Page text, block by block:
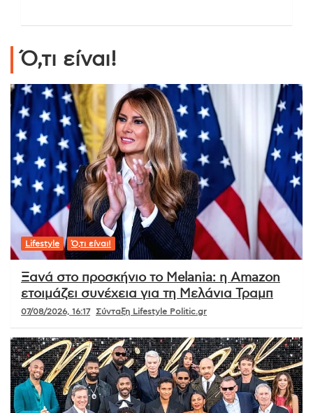
Ό,τι είναι!
Lifestyle Ό,τι είναι!
Ξανά στο προσκήνιο το Melania: η Amazon
ετοιμάζει συνέχεια για τη Μελάνια Τραμπ
07/08/2026, 16:17 Σύνταξη Lifestyle Politic.gr